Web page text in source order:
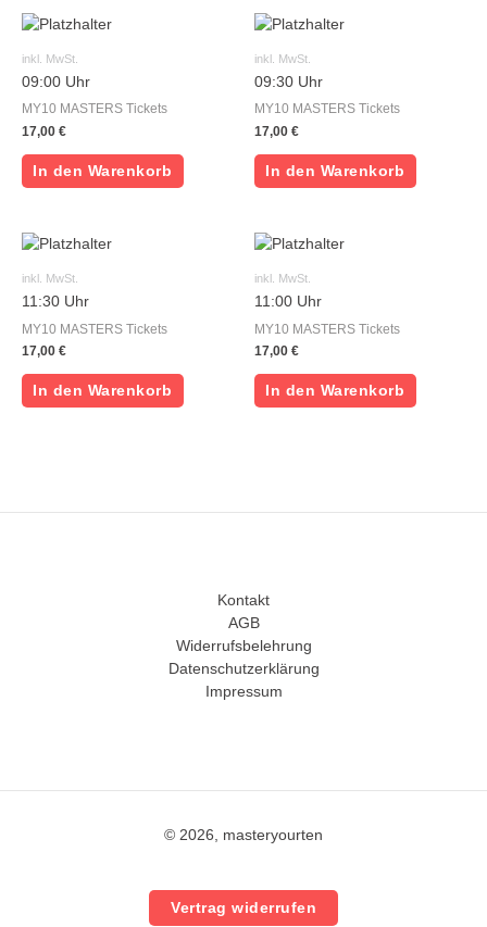
inkl. MwSt.
09:00 Uhr
MY10 MASTERS Tickets
17,00 €
In den Warenkorb
inkl. MwSt.
09:30 Uhr
MY10 MASTERS Tickets
17,00 €
In den Warenkorb
inkl. MwSt.
11:30 Uhr
MY10 MASTERS Tickets
17,00 €
In den Warenkorb
inkl. MwSt.
11:00 Uhr
MY10 MASTERS Tickets
17,00 €
In den Warenkorb
Kontakt
AGB
Widerrufsbelehrung
Datenschutzerklärung
Impressum
© 2026, masteryourten
Vertrag widerrufen